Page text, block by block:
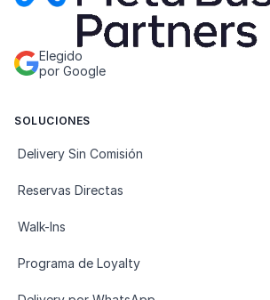
Elegido
por Google
SOLUCIONES
Delivery Sin Comisión
Reservas Directas
Walk-Ins
Programa de Loyalty